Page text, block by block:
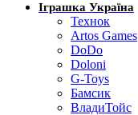
Іграшка Україна
Технок
Artos Games
DoDo
Doloni
G-Toys
Бамсик
ВладиТойс